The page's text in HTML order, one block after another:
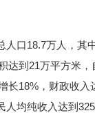
口18.7万人，其
达到21万平方米
长18%，财政收
人均纯收入达到